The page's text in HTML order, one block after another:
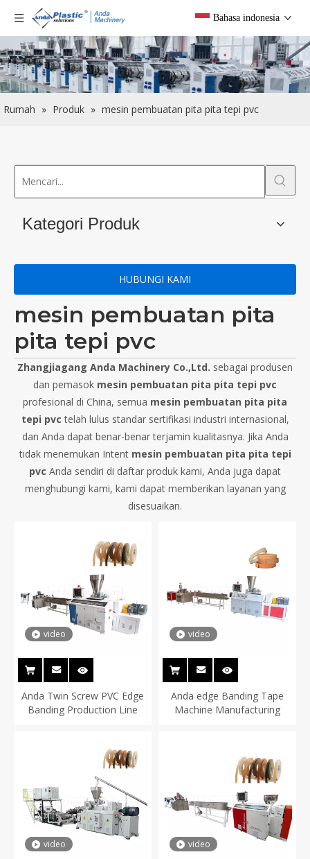
Bahasa indonesia
Rumah » Produk » mesin pembuatan pita pita tepi pvc
Kategori Produk
HUBUNGI KAMI
mesin pembuatan pita
pita tepi pvc
Zhangjiagang Anda Machinery Co.,Ltd. sebagai produsen
dan pemasok mesin pembuatan pita pita tepi pvc
profesional di China, semua mesin pembuatan pita pita
tepi pvc telah lulus standar sertifikasi industri internasional,
dan Anda dapat benar-benar terjamin kualitasnya. Jika Anda
tidak menemukan Intent mesin pembuatan pita pita tepi
pvc Anda sendiri di daftar produk kami, Anda juga dapat
menghubungi kami, kami dapat memberikan layanan yang
disesuaikan.
video
Anda Twin Screw PVC Edge
Banding Production Line
video
Anda edge Banding Tape
Machine Manufacturing
video video